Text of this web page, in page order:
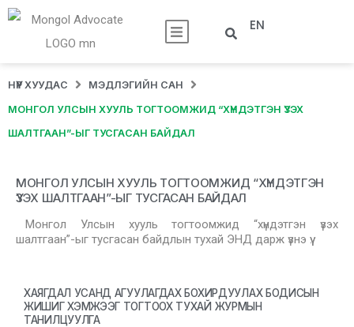
EN
НҮҮР ХУУДАС МЭДЛЭГИЙН САН
МОНГОЛ УЛСЫН ХУУЛЬ ТОГТООМЖИД “ХҮНДЭТГЭН ҮЗЭХ
ШАЛТГААН”-ЫГ ТУСГАСАН БАЙДАЛ
МОНГОЛ УЛСЫН ХУУЛЬ ТОГТООМЖИД “ХҮНДЭТГЭН
ҮЗЭХ ШАЛТГААН”-ЫГ ТУСГАСАН БАЙДАЛ
Монгол Улсын хууль тогтоомжид “хүндэтгэн үзэх
шалтгаан”-ыг тусгасан байдлын тухай ЭНД дарж үзнэ үү.
ХАЯГДАЛ УСАНД АГУУЛАГДАХ БОХИРДУУЛАХ БОДИСЫН
ЖИШИГ ХЭМЖЭЭГ ТОГТООХ ТУХАЙ ЖУРМЫН
ТАНИЛЦУУЛГА